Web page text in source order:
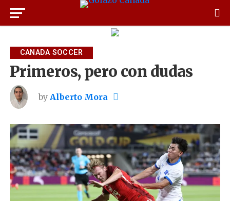
CANADA SOCCER
Primeros, pero con dudas
by Alberto Mora